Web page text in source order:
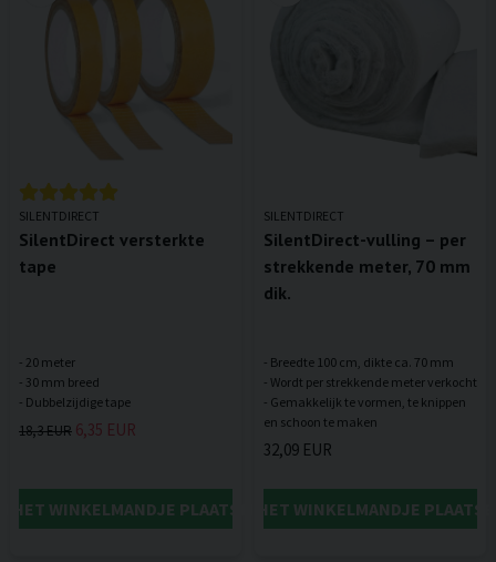
SILENTDIRECT
SilentDirect versterkte
tape
- 20 meter
- 30 mm breed
18,3 EUR 6,35 EUR
HET WINKELMANDJE PLAATSEN
SILENTDIRECT
SilentDirect-vulling – per
strekkende meter, 70 mm
dik.
- Breedte 100 cm, dikte ca. 70 mm
- Wordt per strekkende meter verkocht
- Gemakkelijk te vormen, te knippen
32,09 EUR
IN HET WINKELMANDJE